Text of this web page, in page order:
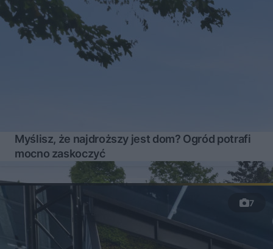
Myślisz, że najdroższy jest dom? Ogród potrafi
mocno zaskoczyć
7